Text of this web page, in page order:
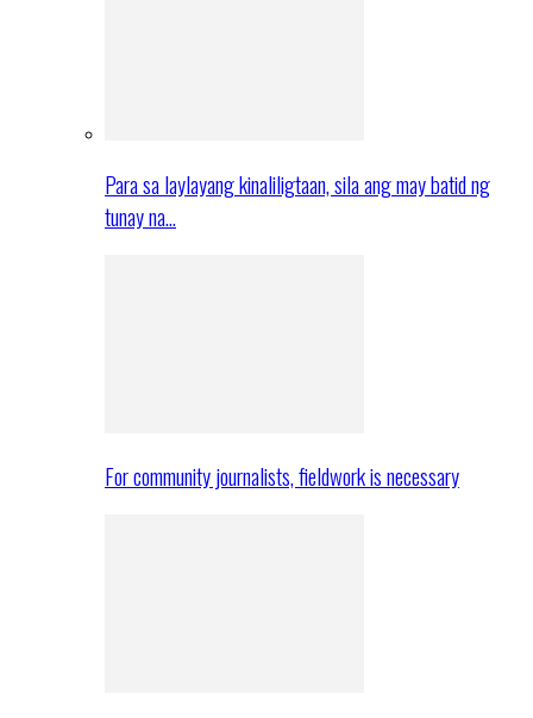
Para sa laylayang kinaliligtaan, sila ang may batid ng
tunay na…
For community journalists, fieldwork is necessary